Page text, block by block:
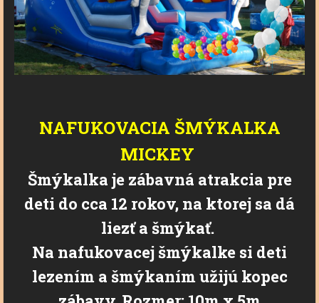
NAFUKOVACIA ŠMÝKALKA
MICKEY
Šmýkalka je zábavná atrakcia pre
deti do cca 12 rokov, na ktorej sa dá
liezť a šmýkať.
Na nafukovacej šmýkalke si deti
lezením a šmýkaním užijú kopec